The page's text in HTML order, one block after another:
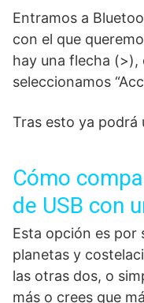
Entramos a
con el que
hay una flecha (>),
seleccionamos
Tras esto ya podrá
Cómo
de USB con
Esta opción es por
planetas y
las otras dos, o
más o crees que